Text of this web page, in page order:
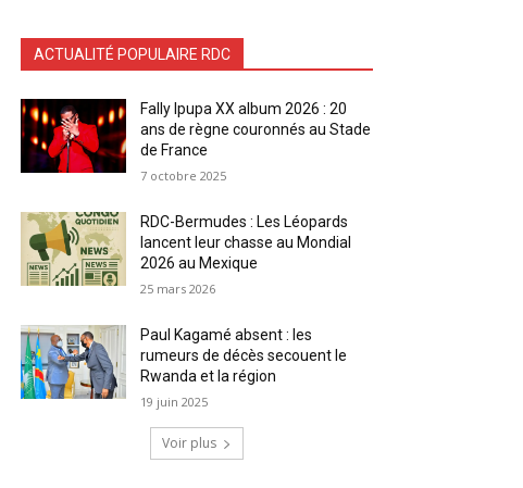
ACTUALITÉ POPULAIRE RDC
Fally Ipupa XX album 2026 : 20
ans de règne couronnés au Stade
de France
7 octobre 2025
RDC-Bermudes : Les Léopards
lancent leur chasse au Mondial
2026 au Mexique
25 mars 2026
Paul Kagamé absent : les
rumeurs de décès secouent le
Rwanda et la région
19 juin 2025
Voir plus